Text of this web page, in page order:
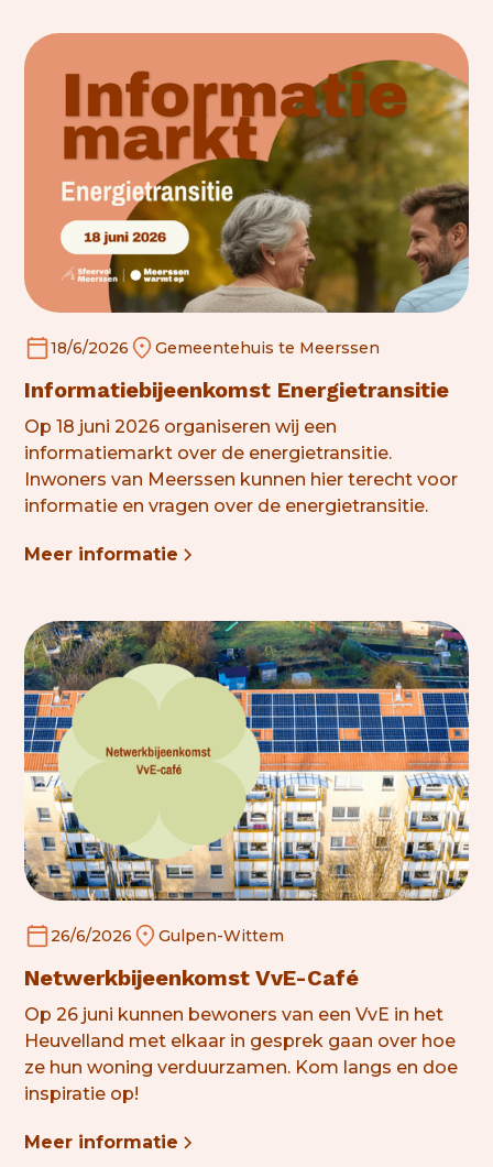
18/6/2026 Gemeentehuis te Meerssen
Informatiebijeenkomst Energietransitie
Op 18 juni 2026 organiseren wij een
informatiemarkt over de energietransitie.
Inwoners van Meerssen kunnen hier terecht voor
informatie en vragen over de energietransitie.
Meer informatie
26/6/2026 Gulpen-Wittem
Netwerkbijeenkomst VvE-Café
Op 26 juni kunnen bewoners van een VvE in het
Heuvelland met elkaar in gesprek gaan over hoe
ze hun woningverduurzamen. Kom langs en doe
inspiratie op!
Meer informatie